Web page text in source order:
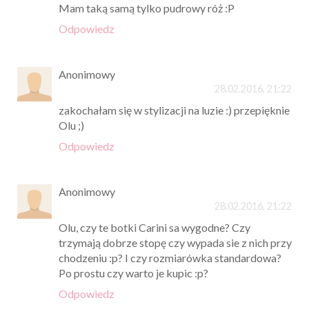
Mam taką samą tylko pudrowy róż :P
Odpowiedz
Anonimowy
28.02.2016, 21:22
zakochałam się w stylizacji na luzie :) przepięknie
Olu ;)
Odpowiedz
Anonimowy
28.02.2016, 21:22
Olu, czy te botki Carini sa wygodne? Czy
trzymają dobrze stopę czy wypada sie z nich przy
chodzeniu :p? I czy rozmiarówka standardowa?
Po prostu czy warto je kupic :p?
Odpowiedz